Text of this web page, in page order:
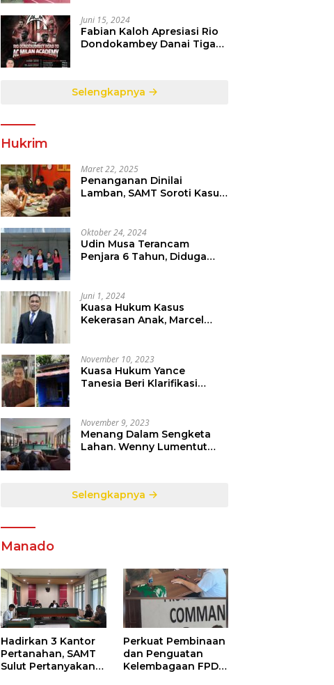
Badminton SulutGo
Juni 15, 2024
Fabian Kaloh Apresiasi Rio
Dondokambey Danai Tiga
Selengkapnya
Hukrim
Maret 22, 2025
Penanganan Dinilai
Lamban, SAMT Soroti Kasus
Oktober 24, 2024
Udin Musa Terancam
Penjara 6 Tahun, Diduga
Juni 1, 2024
Kuasa Hukum Kasus
Kekerasan Anak, Marcel
Ditindak Sesuai Hukum
Berlaku
November 10, 2023
Kuasa Hukum Yance
Tanesia Beri Klarifikasi
November 9, 2023
Menang Dalam Sengketa
Lahan. Wenny Lumentut
Selengkapnya
Manado
Hadirkan 3 Kantor
Pertanahan, SAMT
Sulut Pertanyakan
Perkuat Pembinaan
dan Penguatan
Kelembagaan FPDR